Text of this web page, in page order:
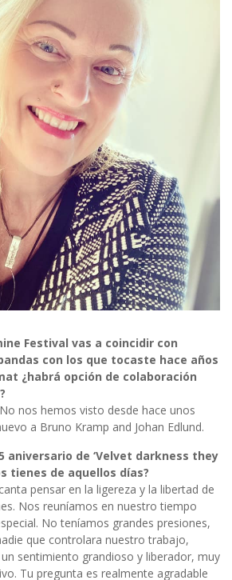
Festival vas a coincidir con
con los que tocaste hace años
¿habrá opción de colaboración
nos hemos visto desde hace unos
a Bruno Kramp and Johan Edlund.
aniversario de ‘Velvet darkness they
tienes de aquellos días?
pensar en la ligereza y la libertad de
Nos reuníamos en nuestro tiempo
No teníamos grandes presiones,
que controlara nuestro trabajo,
sentimiento grandioso y liberador, muy
Tu pregunta es realmente agradable